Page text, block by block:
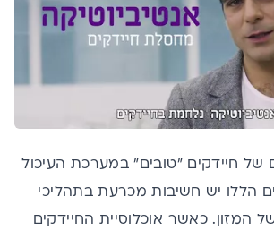
400 סוגים של חיידקים "טובים" במערכת העיכול
הללו יש חשיבות מכרעת בתהליכי
המזון. כאשר אוכלוסיית החיידקים